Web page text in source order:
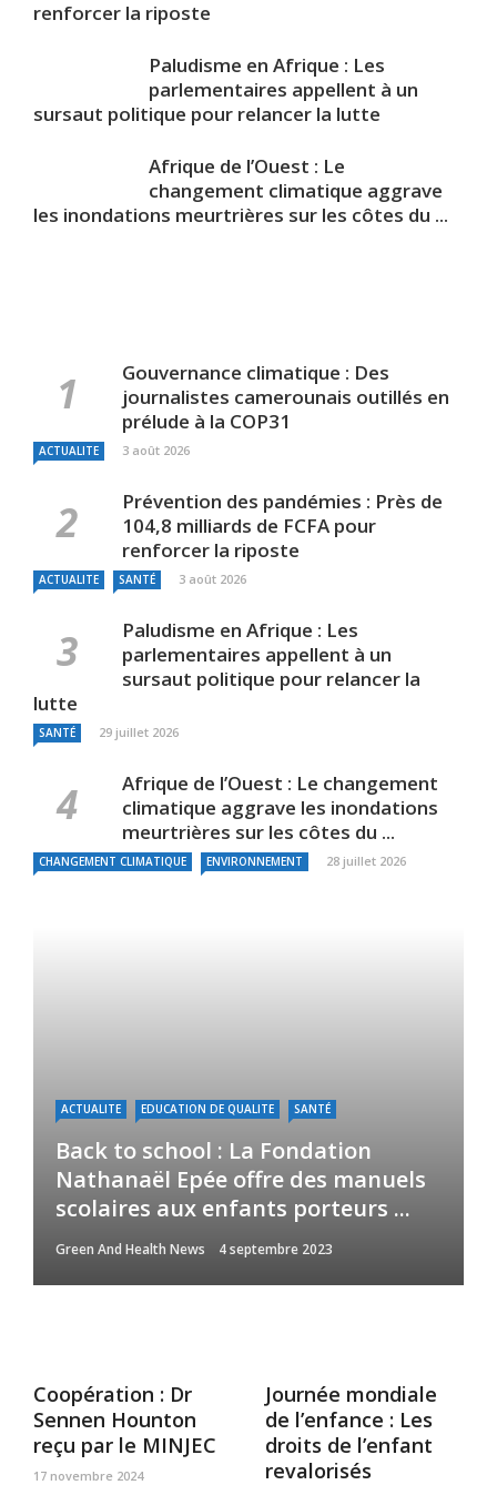
renforcer la riposte
Paludisme en Afrique : Les
parlementaires appellent à un
sursaut politique pour relancer la lutte
Afrique de l’Ouest : Le
changement climatique aggrave
les inondations meurtrières sur les côtes du ...
Gouvernance climatique : Des
journalistes camerounais outillés en
prélude à la COP31
ACTUALITE 3 août 2026
Prévention des pandémies : Près de
104,8 milliards de FCFA pour
renforcer la riposte
ACTUALITE SANTÉ 3 août 2026
Paludisme en Afrique : Les
parlementaires appellent à un
sursaut politique pour relancer la
lutte
SANTÉ 29 juillet 2026
Afrique de l’Ouest : Le changement
climatique aggrave les inondations
meurtrières sur les côtes du ...
CHANGEMENT CLIMATIQUE ENVIRONNEMENT 28 juillet 2026
ACTUALITE EDUCATION DE QUALITE SANTÉ
Back to school : La Fondation
Nathanaël Epée offre des manuels
scolaires aux enfants porteurs ...
Green And Health News 4 septembre 2023
Coopération : Dr
Sennen Hounton
reçu par le MINJEC
17 novembre 2024
Journée mondiale
de l’enfance : Les
droits de l’enfant
revalorisés